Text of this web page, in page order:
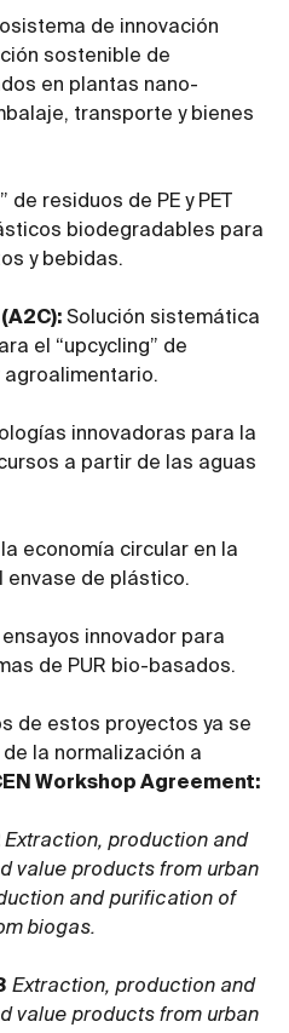
de innovación
sostenible de
en plantas nano-
transporte y bienes
de residuos de PE y PET
biodegradables para
y bebidas.
Solución sistemática
el “upcycling” de
innovadoras para la
a partir de las aguas
economía circular en la
envase de plástico.
ensayos innovador para
de PUR bio-basados.
de estos proyectos ya se
la normalización a
Workshop Agreement:
Extraction, production and
value products from urban
and purification of
biogas.
Extraction, production and
value products from urban